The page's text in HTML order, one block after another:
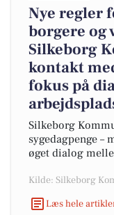
Nye regler
borgere og
Silkeborg
kontakt
fokus på
Silkeborg
sygedagpenge –
øget dialog
Kilde: Silkeborg
Læs hele